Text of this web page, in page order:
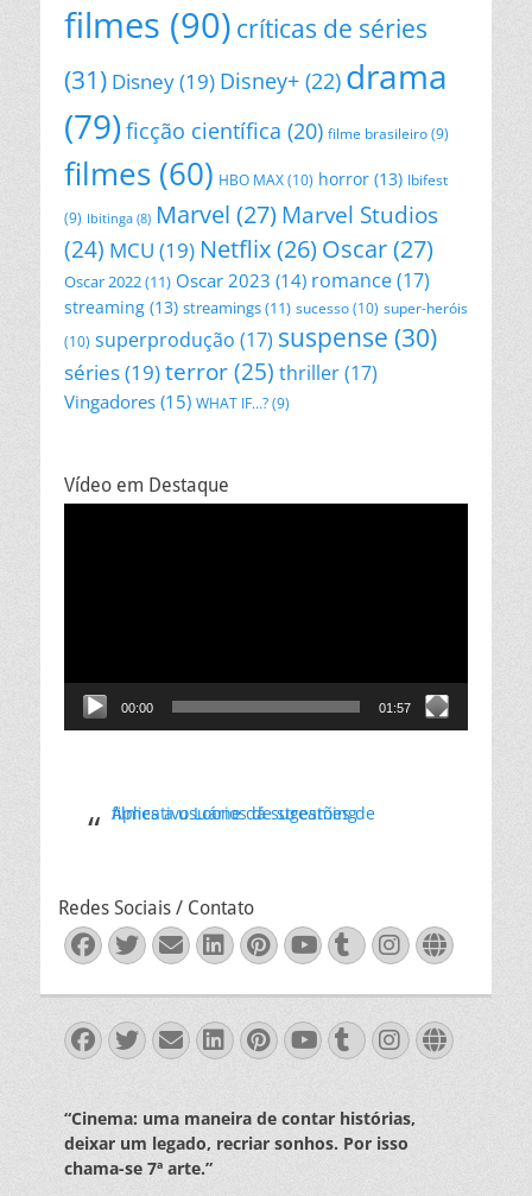
filmes (90) críticas de séries
(31) Disney(19) Disney+ (22) drama
(79)ficção científica (20) filme brasileiro (9)
filmes (60) HBO MAX(10) horror (13) Ibifest
(9) Ibitinga (8) Marvel (27) Marvel Studios
(24) MCU (19) Netflix(26) Oscar(27)
Oscar 2022(11) Oscar 2023 (14) romance(17)
streaming (13) streamings(11) sucesso(10) super-heróis
(10) superprodução (17) suspense (30)
séries(19)terror(25) thriller(17)
Vingadores (15) WHAT IF...? (9)
Vídeo em Destaque
00:00 01:57
Aplicativo Loone dá sugestões de filmes a usuários de streaming
Redes Sociais / Contato
Facebook
Twitter
EmailLinkedIn
Pinterest
YouTube
Tumblr
Facebook
Twitter
EmailLinkedIn
Pinterest
YouTube
Tumblr
“Cinema: uma maneira de contar histórias,
deixar um legado, recriar sonhos. Por isso
chama-se 7ª arte.”